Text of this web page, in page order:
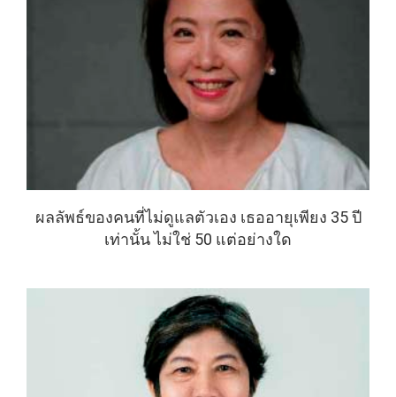
ผลลัพธ์ของคนที่ไม่ดูแลตัวเอง เธออายุเพียง 35 ปี
เท่านั้น ไม่ใช่ 50 แต่อย่างใด